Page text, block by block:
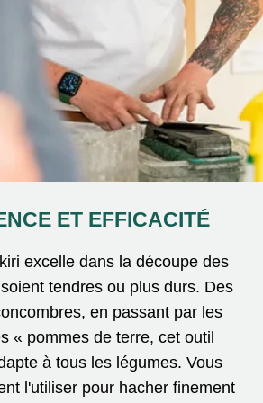
ET EFFICACITÉ
excelle dans la découpe des
tendres ou plus durs. Des
en passant par les
« pommes de terre, cet outil
à tous les légumes. Vous
l'utiliser pour hacher finement